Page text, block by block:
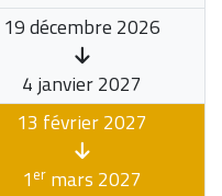
19 décembre 2026
4 janvier 2027
13 février 2027
1ermars 2027